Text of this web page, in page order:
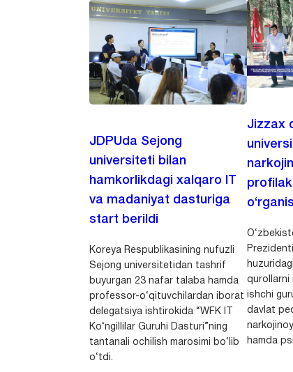
JDPUda Sejong
universiteti bilan
hamkorlikdagi xalqaro IT
va madaniyat dasturiga
start berildi
Koreya Respublikasining nufuzli
Sejong universitetidan tashrif
buyurgan 23 nafar talaba hamda
professor-o‘qituvchilardan iborat
delegatsiya ishtirokida “WFK IT
Ko‘ngillilar Guruhi Dasturi”ning
tantanali ochilish marosimi bo‘lib
o‘tdi.
Jizzax
qurollarni
ishchi
davlat
hamda